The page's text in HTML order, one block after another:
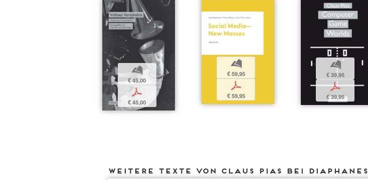
b
€ 45,00
p
€ 45,00
b
€ 59,95
p
€ 59,95
b
€ 39,95
p
€ 39,95
Weitere Texte von Claus Pias bei DIAPHANES